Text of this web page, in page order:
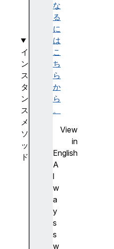
な
る
に
は
こ
ち
ら
か
ら
。
View
in
English
A
l
w
a
y
s
s
w
イ
ン
ス
タ
ン
ス
メ
ソ
ッ
ド